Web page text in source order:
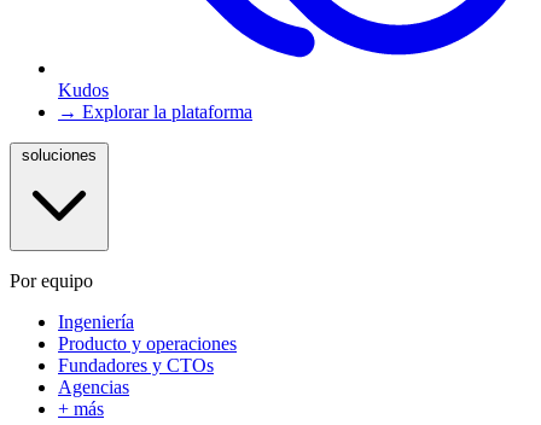
Kudos
→ Explorar la plataforma
Por equipo
Ingeniería
Producto y operaciones
Fundadores y CTOs
Agencias
+ más